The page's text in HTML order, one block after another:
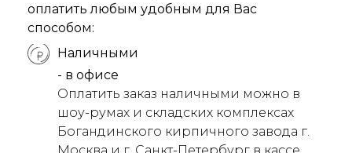
оплатить любым удобным для Вас
способом:
Наличными
- в офисе
Оплатить заказ наличными можно в
шоу-румах и складских комплексах
Богандинского кирпичного завода г.